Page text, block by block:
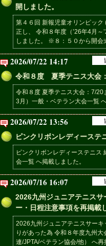
開しました。
第４６回 新報児童オリンピッ
正し、 令和８年度（’26年4月
しました。 ※８：５０から開会
2026/07/22 14:17
令和８度 夏季テニス大会
令和８度 夏季テニス大会：7/20
3月）一般・ベテラン大会一覧
2026/07/22 13:56
ピンクリボンレディーステ
ピンクリボンレディーステニス
会一覧 へ掲載しました。
2026/07/16 16:07
2026九州ジュニアテニス
ー・日程注意事項を再掲載
2026九州ジュニアテニスサー
りがあった為 令和８年度九州
連/JPTA/ベテラン協会/他） へ再